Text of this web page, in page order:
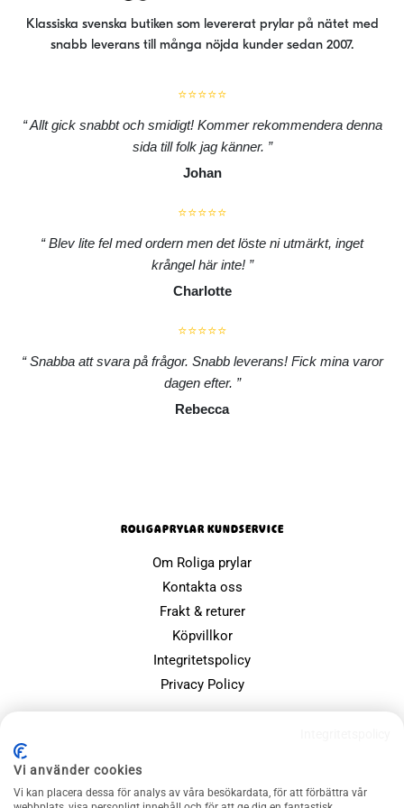
Klassiska svenska butiken som levererat prylar på nätet med
snabb leverans till många nöjda kunder sedan 2007.
⭐⭐⭐⭐⭐
Allt gick snabbt och smidigt! Kommer rekommendera denna
sida till folk jag känner.
Johan
⭐⭐⭐⭐⭐
Blev lite fel med ordern men det löste ni utmärkt, inget
krångel här inte!
Charlotte
⭐⭐⭐⭐⭐
Snabba att svara på frågor. Snabb leverans! Fick mina varor
dagen efter.
Rebecca
ROLIGAPRYLAR KUNDSERVICE
Om Roliga prylar
Kontakta oss
Frakt & returer
Köpvillkor
Integritetspolicy
Privacy Policy
Julklappsspelet
Vi använder cookies
Vi kan placera dessa för analys av våra besökardata, för att förbättra vår